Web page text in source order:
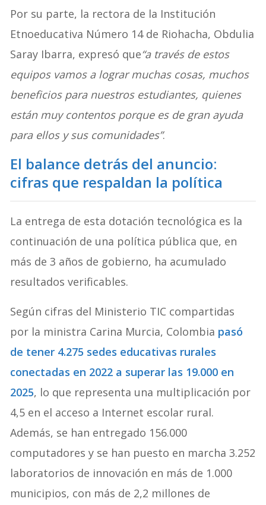
Por su parte, la rectora de la Institución
Etnoeducativa Número 14 de Riohacha, Obdulia
Saray Ibarra, expresó que“a través de estos
equipos vamos a lograr muchas cosas, muchos
beneficios para nuestros estudiantes, quienes
están muy contentos porque es de gran ayuda
para ellos y sus comunidades”.
El balance detrás del anuncio:
cifras que respaldan la política
La entrega de esta dotación tecnológica es la
continuación de una política pública que, en
más de 3 años de gobierno, ha acumulado
resultados verificables.
Según cifras del Ministerio TIC compartidas
por la ministra Carina Murcia, Colombia pasó
de tener 4.275 sedes educativas rurales
conectadas en 2022 a superar las 19.000 en
2025, lo que representa una multiplicación por
4,5 en el acceso a Internet escolar rural.
Además, se han entregado 156.000
computadores y se han puesto en marcha 3.252
laboratorios de innovación en más de 1.000
municipios, con más de 2,2 millones de